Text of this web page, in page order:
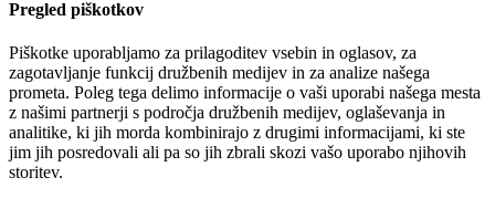
Pregled piškotkov
Piškotke uporabljamo za prilagoditev vsebin in oglasov, za
zagotavljanje funkcij družbenih medijev in za analize našega
prometa. Poleg tega delimo informacije o vaši uporabi našega mesta
z našimi partnerji s področja družbenih medijev, oglaševanja in
analitike, ki jih morda kombinirajo z drugimi informacijami, ki ste
jim jih posredovali ali pa so jih zbrali skozi vašo uporabo njihovih
storitev.